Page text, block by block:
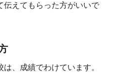
伝えてもらった方がいいで
、成績でわけています。